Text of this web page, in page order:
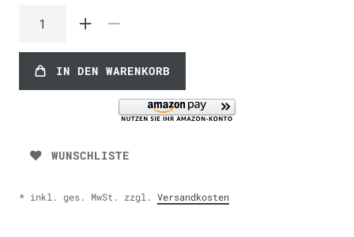
IN DEN WARENKORB
WUNSCHLISTE
* inkl. ges. MwSt. zzgl. Versandkosten